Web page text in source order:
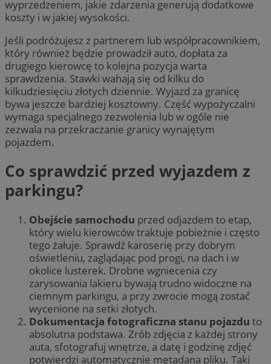
wyprzedzeniem, jakie zdarzenia generują dodatkowe
koszty i w jakiej wysokości.
Jeśli podróżujesz z partnerem lub współpracownikiem,
który również będzie prowadził auto, dopłata za
drugiego kierowcę to kolejna pozycja warta
sprawdzenia. Stawki wahają się od kilku do
kilkudziesięciu złotych dziennie. Wyjazd za granicę
bywa jeszcze bardziej kosztowny. Część wypożyczalni
wymaga specjalnego zezwolenia lub w ogóle nie
zezwala na przekraczanie granicy wynajętym
pojazdem.
Co sprawdzić przed wyjazdem z
parkingu?
Obejście samochodu przed odjazdem to etap,
który wielu kierowców traktuje pobieżnie i często
tego żałuje. Sprawdź karoserię przy dobrym
oświetleniu, zaglądając pod progi, na dach i w
okolice lusterek. Drobne wgniecenia czy
zarysowania lakieru bywają trudno widoczne na
ciemnym parkingu, a przy zwrocie mogą zostać
wycenione na setki złotych.
Dokumentacja fotograficzna stanu pojazdu to
absolutna podstawa. Zrób zdjęcia z każdej strony
auta, sfotografuj wnętrze, a datę i godzinę zdjęć
potwierdzi automatycznie metadana pliku. Taki